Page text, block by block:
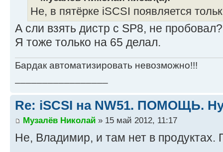
Не, в пятёрке iSCSI появляется
А сли взять дистр с SP8, не пробовал?
Я тоже только на 65 делал.
Бардак автоматизировать невозможно!!!
Re: iSCSI на NW51. ПОМОЩЬ.
Музалёв Николай » 15 май 2012, 11:17
Не, Владимир, и там нет в